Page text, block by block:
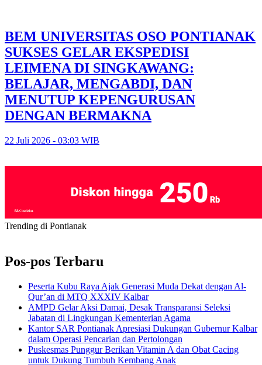
BEM UNIVERSITAS OSO PONTIANAK
SUKSES GELAR EKSPEDISI
LEIMENA DI SINGKAWANG:
BELAJAR, MENGABDI, DAN
MENUTUP KEPENGURUSAN
DENGAN BERMAKNA
22 Juli 2026 - 03:03 WIB
Trending di Pontianak
Pos-pos Terbaru
Peserta Kubu Raya Ajak Generasi Muda Dekat dengan Al-
Qur’an di MTQ XXXIV Kalbar
AMPD Gelar Aksi Damai, Desak Transparansi Seleksi
Jabatan di Lingkungan Kementerian Agama
Kantor SAR Pontianak Apresiasi Dukungan Gubernur Kalbar
dalam Operasi Pencarian dan Pertolongan
Puskesmas Punggur Berikan Vitamin A dan Obat Cacing
untuk Dukung Tumbuh Kembang Anak